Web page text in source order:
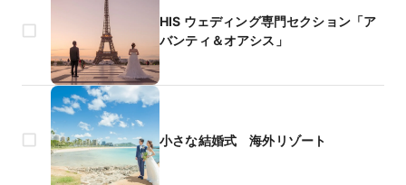
HIS ウェディング専門セクション「ア
バンティ＆オアシス」
小さな結婚式 海外リゾート